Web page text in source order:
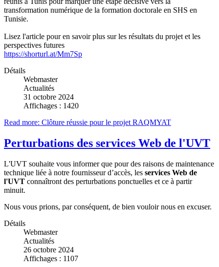
transformation numérique de la formation doctorale en SHS en
Tunisie.
Lisez l'article pour en savoir plus sur les résultats du projet et les
perspectives futures
https://shorturl.at/Mm7Sp
Détails
Webmaster
Actualités
31 octobre 2024
Affichages : 1420
Read more: Clôture réussie pour le projet RAQMYAT
Perturbations des services Web de l'UVT
L'UVT souhaite vous informer que pour des raisons de maintenance
technique liée à notre fournisseur d’accès, les services Web de
l'UVT connaîtront des perturbations ponctuelles et ce à partir
minuit.
Nous vous prions, par conséquent, de bien vouloir nous en excuser.
Détails
Webmaster
Actualités
26 octobre 2024
Affichages : 1107